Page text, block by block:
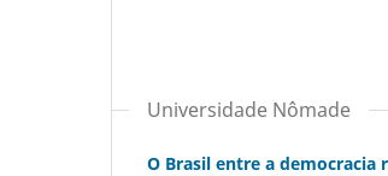
Universidade Nômade
O Brasil entre a